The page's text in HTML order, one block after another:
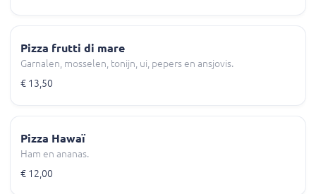
Pizza frutti di mare
Garnalen, mosselen, tonijn, ui, pepers en ansjovis.
€ 13,50
Pizza Hawaï
Ham en ananas.
€ 12,00